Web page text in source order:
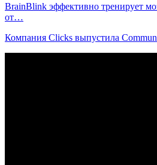
BrainBlink эффективно тренирует
от…
Компания Clicks выпустила